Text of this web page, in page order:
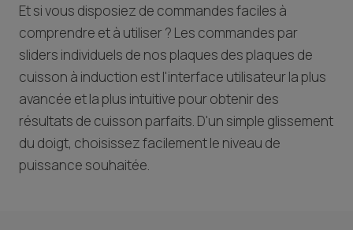
Et si vous disposiez de commandes faciles à
comprendre et à utiliser ? Les commandes par
sliders individuels de nos plaques des plaques de
cuisson à induction est l'interface utilisateur la plus
avancée et la plus intuitive pour obtenir des
résultats de cuisson parfaits. D'un simple glissement
du doigt, choisissez facilement le niveau de
puissance souhaitée.